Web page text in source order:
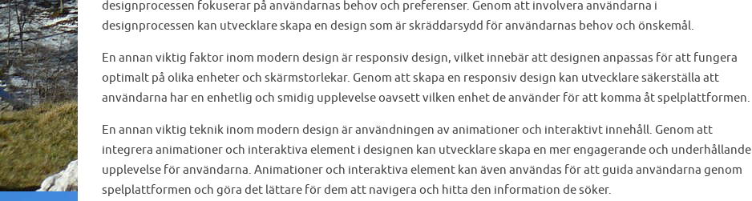
designprocessen fokuserar på användarnas behov och preferenser. Genom att involvera användarna i
designprocessen kan utvecklare skapa en design som är skräddarsydd för användarnas behov och önskemål.
En annan viktig faktor inom modern design är responsiv design, vilket innebär att designen anpassas för att fungera
optimalt på olika enheter och skärmstorlekar. Genom att skapa en responsiv design kan utvecklare säkerställa att
användarna har en enhetlig och smidig upplevelse oavsett vilken enhet de använder för att komma åt spelplattformen.
En annan viktig teknik inom modern design är användningen av animationer och interaktivt innehåll. Genom att
integrera animationer och interaktiva element i designen kan utvecklare skapa en mer engagerande och underhållande
upplevelse för användarna. Animationer och interaktiva element kan även användas för att guida användarna genom
spelplattformen och göra det lättare för dem att navigera och hitta den information de söker.